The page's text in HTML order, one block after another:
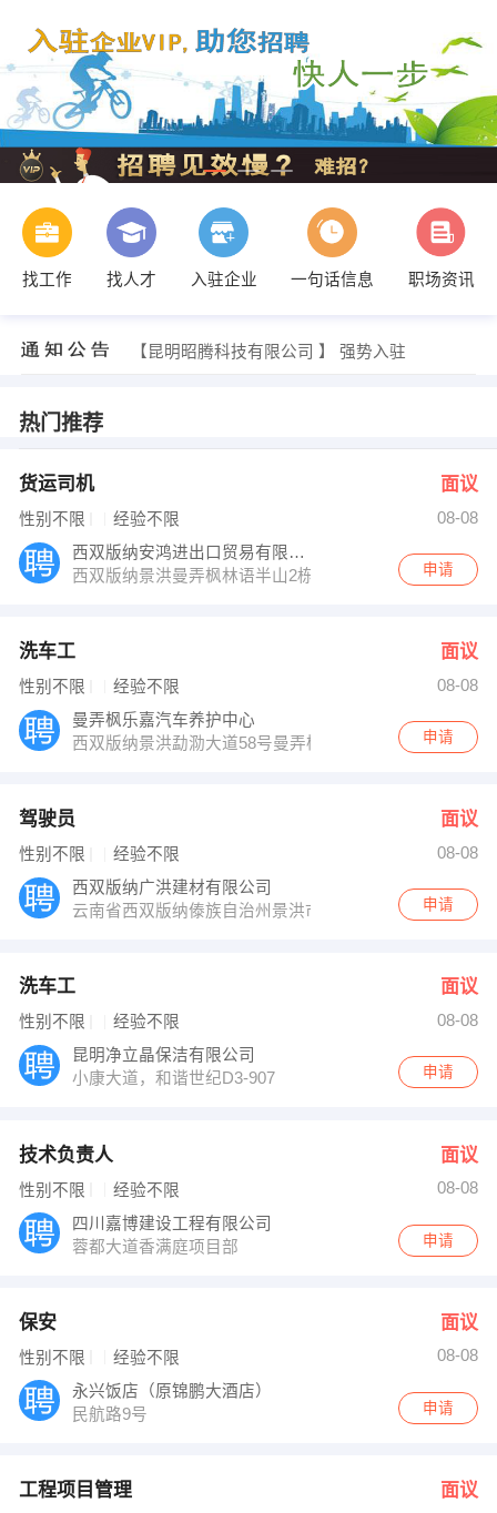
找工作 找人才 入驻企业 一句话信息
职场资讯
【昆明昭腾科技有限公司 】 强势入驻
发布 [技术负责人 ] 招聘信息
【昆明净立晶保洁有限公司 】 强势入驻
热门推荐
货运司机 面议
性别不限 经验不限
08-08
西双版纳安鸿进出口贸易有限公司
西双版纳景洪曼弄枫林语半山2栋喜事红木
申请
洗车工 面议
性别不限 经验不限
08-08
曼弄枫乐嘉汽车养护中心
西双版纳景洪勐泐大道58号曼弄枫村
申请
驾驶员 面议
性别不限 经验不限
08-08
西双版纳广洪建材有限公司
云南省西双版纳傣族自治州景洪市北环路旁俊都五金建
申请
洗车工 面议
性别不限 经验不限
08-08
昆明净立晶保洁有限公司
小康大道，和谐世纪D3-907
申请
技术负责人 面议
性别不限 经验不限
08-08
四川嘉博建设工程有限公司
蓉都大道香满庭项目部
申请
保安 面议
性别不限 经验不限
08-08
永兴饭店（原锦鹏大酒店）
民航路9号
申请
工程项目管理 面议